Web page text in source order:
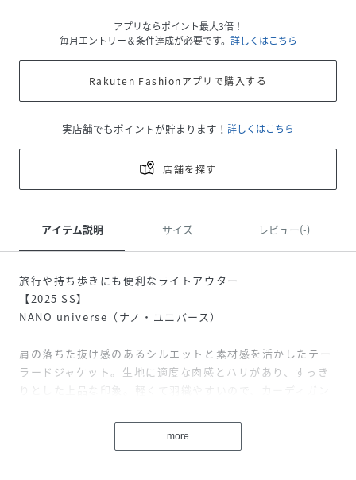
アプリならポイント最大3倍！
毎月エントリー＆条件達成が必要です。 詳しくはこちら
Rakuten Fashionアプリで購入する
実店舗でもポイントが貯まります！ 詳しくはこちら
店舗を探す
アイテム説明 サイズ レビュー(-)
旅行や持ち歩きにも便利なライトアウター
【2025 SS】
NANO universe（ナノ・ユニバース）
肩の落ちた抜け感のあるシルエットと素材感を活かしたテー
ラードジャケット。生地に適度な肉感とハリがあり、すっき
りとした上品な印象。軽くて羽織やすいので、カーディガン
more